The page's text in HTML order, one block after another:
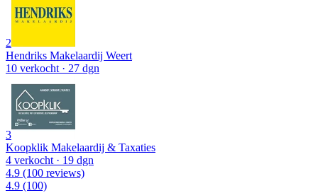
2
Hendriks Makelaardij Weert
10 verkocht· 27 dgn
3
Koopklik Makelaardij & Taxaties
4 verkocht· 19 dgn
4.9 (100 reviews)
4.9 (100)